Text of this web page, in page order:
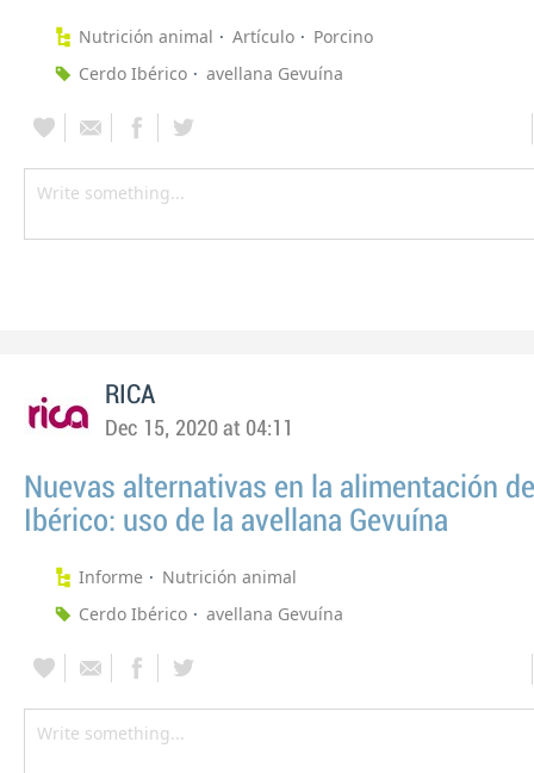
Nutrición animal Artículo
Porcino
Cerdo Ibérico
avellana Gevuína
RICA
Dec 15, 2020 at 04:11
Nuevas alternativas en la alimentación
Ibérico: uso de la avellana Gevuína
Informe
Nutrición animal
Cerdo Ibérico
avellana Gevuína